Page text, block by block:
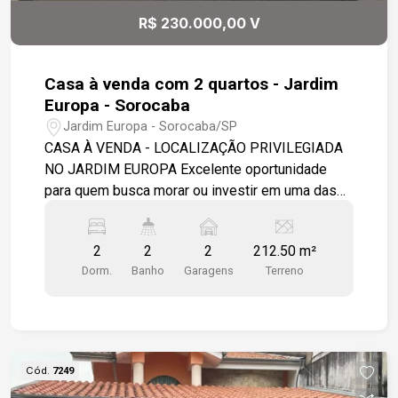
R$ 230.000,00 V
Casa à venda com 2 quartos - Jardim
Europa - Sorocaba
Jardim Europa - Sorocaba/SP
CASA À VENDA - LOCALIZAÇÃO PRIVILEGIADA
NO JARDIM EUROPA Excelente oportunidade
para quem busca morar ou investir em uma das
localização é o grande destaque deste imóvel,
proporcionando praticidade, comodidade e
qualidade de vida no dia a dia.
bom aproveitamento de espaço - 02 banheiros,
sendo 01 interno e 01 externo - Quintal com pia e
2
Dorm.
2
Banho
2
Garagens
212.50 m²
Terreno
Cód. 7249